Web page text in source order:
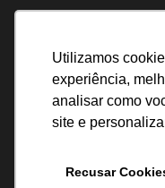
Utilizamos
experiência,
analisar como
site e
Recusar